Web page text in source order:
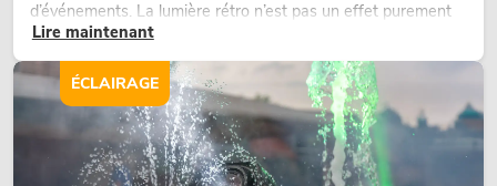
d’événements. La lumière rétro n’est pas un effet purement
nostalgique, mais un outil de conception utilisé de manière
scènes et peut rendre les configurations LED techniques plus
émotionnelles.
Lire maintenant
ÉCLAIRAGE